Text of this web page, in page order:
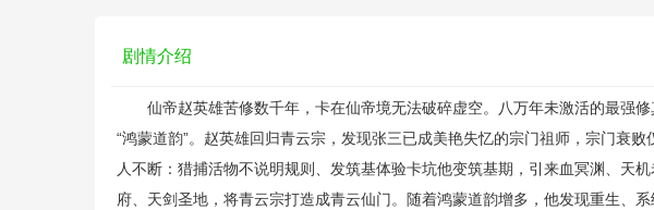
剧情介绍
仙帝赵英雄苦修数千年，卡在仙帝境无法破碎虚空。八万年未激活的最强修
“鸿蒙道韵”。赵英雄回归青云宗，发现张三已成美艳失忆的宗门祖师，宗门衰
人不断：猎捕活物不说明规则、发筑基体验卡坑他变筑基期，引来血冥渊、天
府、天剑圣地，将青云宗打造成青云仙门。随着鸿蒙道韵增多，他发现重生、